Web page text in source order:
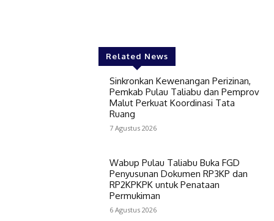
Related News
Sinkronkan Kewenangan Perizinan,
Pemkab Pulau Taliabu dan Pemprov
Malut Perkuat Koordinasi Tata
Ruang
7 Agustus 2026
Wabup Pulau Taliabu Buka FGD
Penyusunan Dokumen RP3KP dan
RP2KPKPK untuk Penataan
Permukiman
6 Agustus 2026